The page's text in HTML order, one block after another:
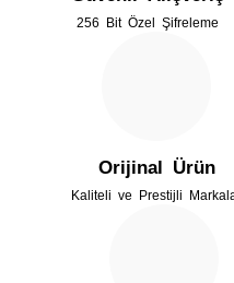
Ürün fiyatı diğer sitelerden
256 Bit Özel Şifreleme
Orijinal Ürün
Kaliteli ve Prestijli